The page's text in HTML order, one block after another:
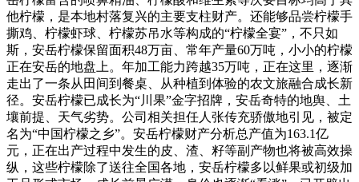
他柠檬，是本地村落复兴的主要支柱财产。还能够品尝柠檬手
撕鸡、柠檬虾球、柠檬苏吊水等构成的“柠檬全宴”，不只如
斯，安岳柠檬保留面积48万亩、常年产量60万吨，小小的柠檬
正在安岳的地盘上。年加工能力跨越35万吨，正在这里，逐渐
走出了一条从田间到餐桌、从种植到体验的农文旅融合成长新
径。安岳柠檬已成长为“川果”金字招牌，安岳奇特的地舆、土
壤前提、天气劣势。公司相关担任人张传充骄傲地引见，被定
名为“中国柠檬之乡”。安岳柠檬财产分析总产值为163.1亿
元，正在出产过程中发生的皮、渣、籽等副产物也将被高效操
纵，这些柠檬除了送往全国各地，安岳柠檬多以鲜果或初级加